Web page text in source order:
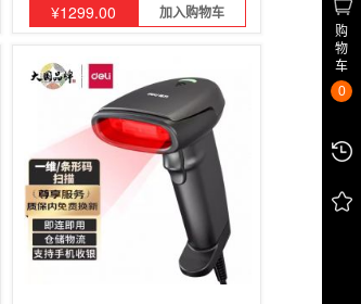
¥1299.00 加入购物车
购
物
车
0